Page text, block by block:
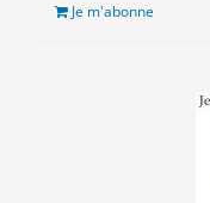
Je m'abonne